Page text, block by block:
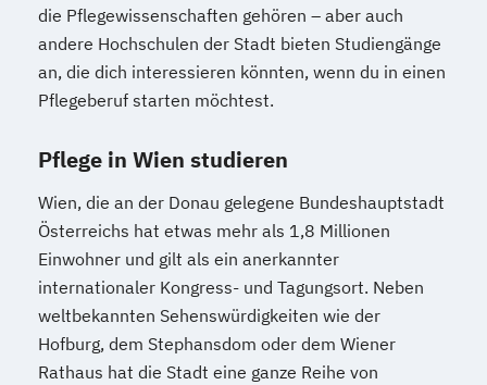
die Pflegewissenschaften gehören – aber auch
andere Hochschulen der Stadt bieten Studiengänge
an, die dich interessieren könnten, wenn du in einen
Pflegeberuf starten möchtest.
Pflege in Wien studieren
Wien, die an der Donau gelegene Bundeshauptstadt
Österreichs hat etwas mehr als 1,8 Millionen
Einwohner und gilt als ein anerkannter
internationaler Kongress- und Tagungsort. Neben
weltbekannten Sehenswürdigkeiten wie der
Hofburg, dem Stephansdom oder dem Wiener
Rathaus hat die Stadt eine ganze Reihe von